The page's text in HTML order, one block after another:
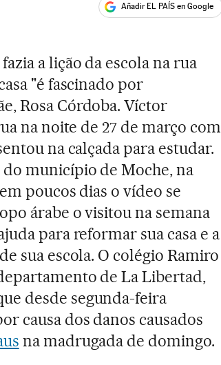
Añadir EL PAÍS en Google
a lição da escola na rua
"é fascinado por
Rosa Córdoba. Víctor
na noite de 27 de março com
na calçada para estudar.
município de Moche, na
poucos dias o vídeo se
árabe o visitou na semana
para reformar sua casa e a
sua escola. O colégio Ramiro
de La Libertad,
desde segunda-feira
causa dos danos causados
na madrugada de domingo.